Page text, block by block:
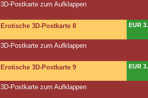
3D-Postkarte zum Aufklappen
Erotische 3D-Postkarte 8 EUR
3D-Postkarte zum Aufklappen
Erotische 3D-Postkarte 9 EUR
3D-Postkarte zum Aufklappen